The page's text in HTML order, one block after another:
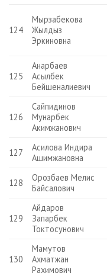
124
Мырзабекова
Жылдыз
Эркиновна
125
Анарбаев
Асылбек
Бейшеналиевич
126
Сайпидинов
Мунарбек
Акимжанович
127
Асилова Индира
Ашимжановна
128
Орозбаев Мелис
Байсалович
129
Айдаров
Запарбек
Токтосунович
130
Мамутов
Ахматжан
Рахимович